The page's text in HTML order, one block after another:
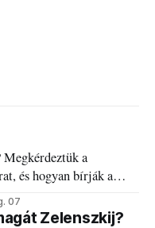
a
és hogyan bírják a
07
Zelenszkij?